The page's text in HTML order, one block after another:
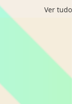
Ver tudo